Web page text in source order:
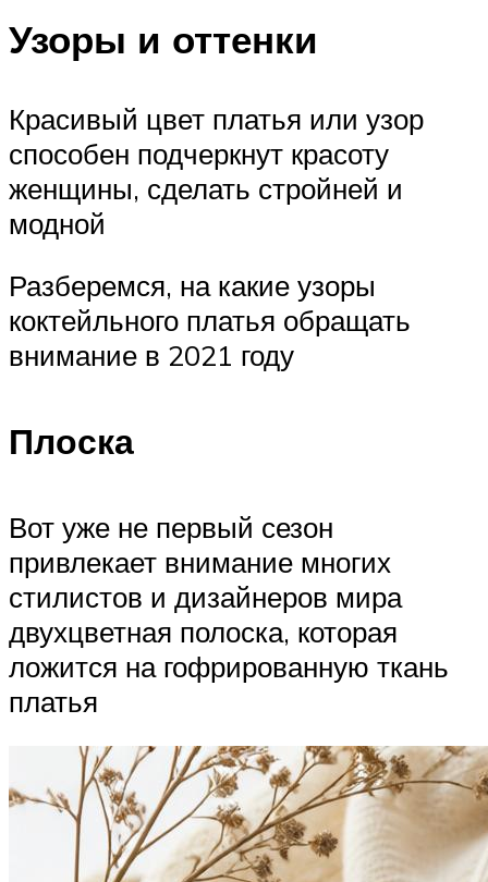
Узоры и оттенки
Красивый цвет платья или узор
способен подчеркнут красоту
женщины, сделать стройней и
модной
Разберемся, на какие узоры
коктейльного платья обращать
внимание в 2021 году
Плоска
Вот уже не первый сезон
привлекает внимание многих
стилистов и дизайнеров мира
двухцветная полоска, которая
ложится на гофрированную ткань
платья